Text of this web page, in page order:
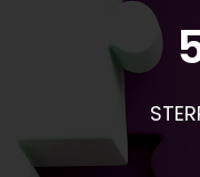
Belangrijke
de
mee naar
hiervan